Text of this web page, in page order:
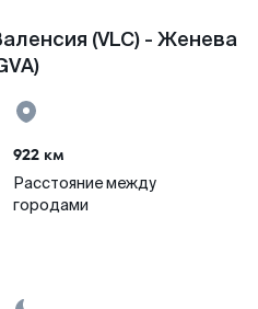
(VLC) - Женева
922 км
Расстояние между
городами